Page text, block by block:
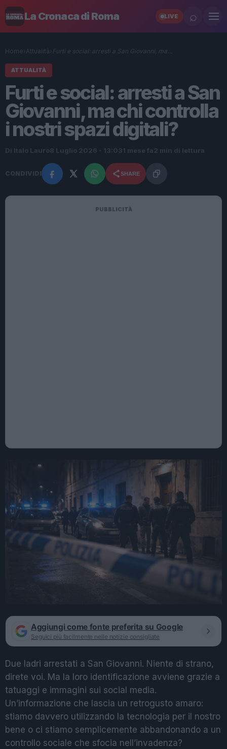
La Cronaca di Roma LIVE ⌕
Home› Attualità› Furti e social: arresti a San Giovanni, ma…
ATTUALITÀ
Furti e social: arresti a San
Giovanni, ma chi controlla
i nostri spazi digitali?
Di Italo Lauro8 Luglio 2026 - 13:03 1 mese fa2 min di lettura
CONDIVIDI SHARE
PUBBLICITÀ
Aggiungi come fonte preferita su Google
Seguici più facilmente nelle notizie consigliate
Due ladri arrestati a San Giovanni. Niente di strano,
direte voi. Ma la loro identificazione avviene grazie a
tatuaggi e immagini sui social media.
Un’informazione che lascia un retrogusto amaro:
stiamo davvero utilizzando la tecnologia per il nostro
bene o ci stiamo semplicemente abbandonando a un
controllo sociale che sfocia nell’invadenza?